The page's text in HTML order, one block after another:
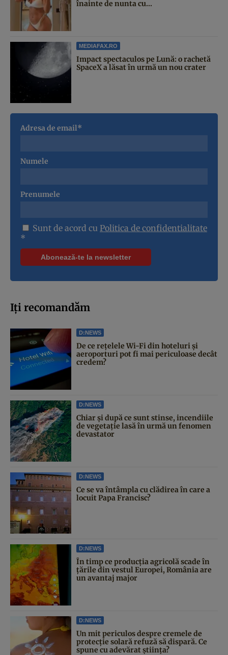
înainte de nunta cu...
MEDIAFAX.RO
Impact spectaculos pe Lună: o rachetă
SpaceX a lăsat în urmă un nou crater
Adresa de email*
Numele
Prenumele
Sunt de acord cu Politica de confidentialitate
*
Iți recomandăm
D:NEWS
De ce rețelele Wi-Fi din hoteluri și
aeroporturi pot fi mai periculoase decât
credem?
D:NEWS
Chiar și după ce sunt stinse, incendiile
de vegetație lasă în urmă un fenomen
devastator
D:NEWS
Ce se va întâmpla cu clădirea în care a
locuit Papa Francisc?
D:NEWS
În timp ce producția agricolă scade în
țările din vestul Europei, România are
un avantaj major
D:NEWS
Un mit periculos despre cremele de
protecție solară refuză să dispară. Ce
spune cu adevărat știința?